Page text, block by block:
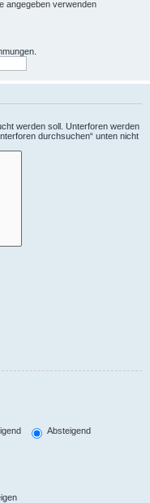
angegeben verwenden
werden soll. Unterforen werden
durchsuchen“ unten nicht
Absteigend